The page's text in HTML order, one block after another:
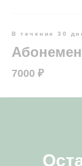
В течение 30
7000 ₽